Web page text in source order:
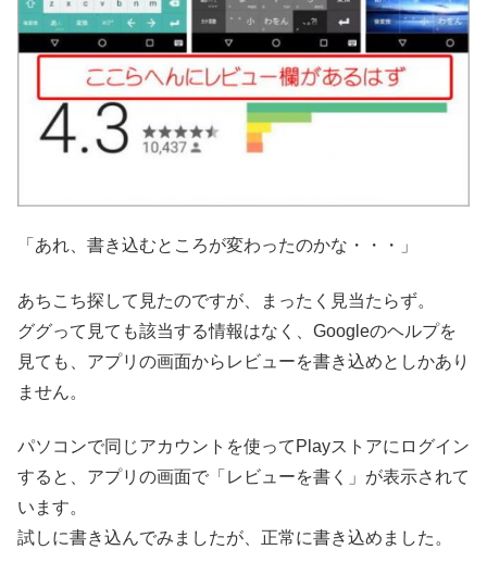
「あれ、書き込むところが変わったのかな・・・」
あちこち探して見たのですが、まったく見当たらず。
ググって見ても該当する情報はなく、Googleのヘルプを
見ても、アプリの画面からレビューを書き込めとしかあり
ません。
パソコンで同じアカウントを使ってPlayストアにログイン
すると、アプリの画面で「レビューを書く」が表示されて
います。
試しに書き込んでみましたが、正常に書き込めました。